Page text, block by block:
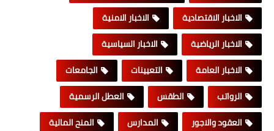
الاخبار الاقتصادية
الاخبار الامنية
الاخبار الرياضية
الاخبار السياسية
الاخبار العامة
التعيينات
الجامعات
الرواتب
الطقس
العطل الرسمية
العقود والاجور
المدارس
المنح المالية